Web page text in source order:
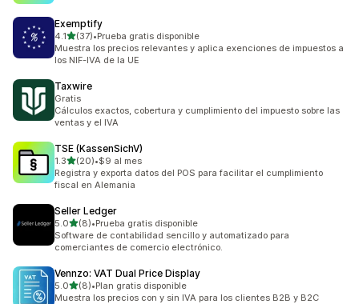
Exemptify
4.1de 5 estrellas
(37)
37 reseñas en total
•Prueba gratis disponible
Muestra los precios relevantes y aplica exenciones de impuestos a
los NIF-IVA de la UE
Taxwire
Gratis
Cálculos exactos, cobertura y cumplimiento del impuesto sobre las
ventas y el IVA
TSE (KassenSichV)
1.3de 5 estrellas
(20)
20 reseñas en total
•$9 al mes
Registra y exporta datos del POS para facilitar el cumplimiento
fiscal en Alemania
Seller Ledger
5.0de 5 estrellas
(8)
8 reseñas en total
•Prueba gratis disponible
Software de contabilidad sencillo y automatizado para
comerciantes de comercio electrónico.
Vennzo: VAT Dual Price Display
5.0de 5 estrellas
(8)
8 reseñas en total
•Plan gratis disponible
Muestra los precios con y sin IVA para los clientes B2B y B2C